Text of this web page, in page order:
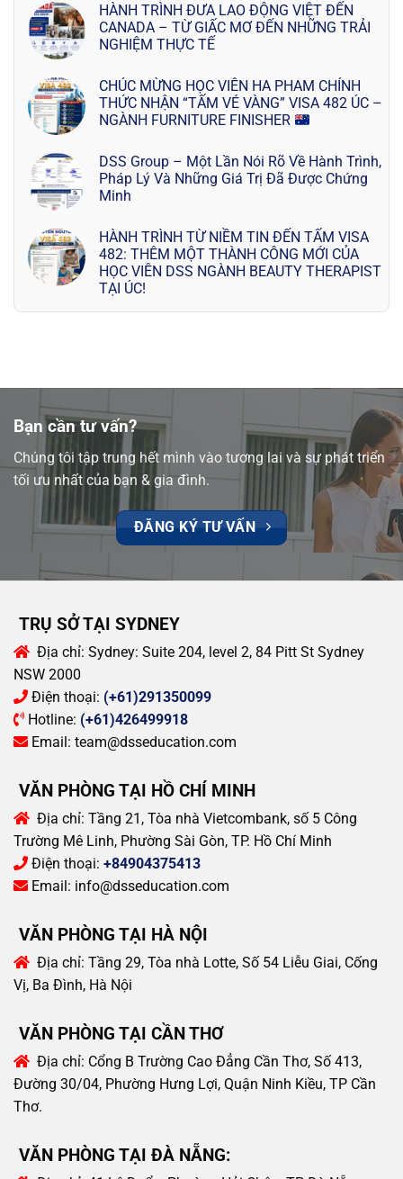
HÀNH TRÌNH ĐƯA LAO ĐỘNG VIỆT ĐẾN
CANADA – TỪ GIẤC MƠ ĐẾN NHỮNG TRẢI
NGHIỆM THỰC TẾ
CHÚC MỪNG HỌC VIÊN HA PHAM CHÍNH
THỨC NHẬN “TẤM VÉ VÀNG” VISA 482 ÚC –
NGÀNH FURNITURE FINISHER
DSS Group – Một Lần Nói Rõ Về Hành Trình,
Pháp Lý Và Những Giá Trị Đã Được Chứng
Minh
HÀNH TRÌNH TỪ NIỀM TIN ĐẾN TẤM VISA
482: THÊM MỘT THÀNH CÔNG MỚI CỦA
HỌC VIÊN DSS NGÀNH BEAUTY THERAPIST
TẠI ÚC!
Bạn cần tư vấn?
Chúng tôi tập trung hết mình vào tương lai và sự phát triển
tối ưu nhất của bạn & gia đình.
ĐĂNG KÝ TƯ VẤN
TRỤ SỞ TẠI SYDNEY
Địa chỉ: Sydney: Suite 204, level 2, 84 Pitt St Sydney
NSW 2000
Điện thoại: (+61)291350099
Hotline: (+61)426499918
Email: team@dsseducation.com
VĂN PHÒNG TẠI HỒ CHÍ MINH
Địa chỉ: Tầng 21, Tòa nhà Vietcombank, số 5 Công
Trường Mê Linh, Phường Sài Gòn, TP. Hồ Chí Minh
Điện thoại: +84904375413
Email: info@dsseducation.com
VĂN PHÒNG TẠI HÀ NỘI
Địa chỉ: Tầng 29, Tòa nhà Lotte, Số 54 Liễu Giai, Cống
Vị, Ba Đình, Hà Nội
VĂN PHÒNG TẠI CẦN THƠ
Địa chỉ: Cổng B Trường Cao Đẳng Cần Thơ, Số 413,
Đường 30/04, Phường Hưng Lợi, Quận Ninh Kiều, TP Cần
Thơ.
VĂN PHÒNG TẠI ĐÀ NẴNG: